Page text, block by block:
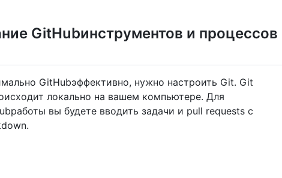
GitHubинструментов и процессов
GitHubэффективно, нужно настроить Git. Git
локально на вашем компьютере. Для
вы будете вводить задачи и pull requests с